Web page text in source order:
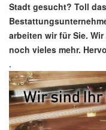
Stadt gesucht? Toll
arbeiten wir für Sie.
noch vieles mehr.
.